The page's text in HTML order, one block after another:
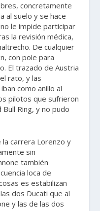
concretamente
al suelo y se hace
le impide participar
la revisión médica,
De cualquier
con pole para
El trazado de Austria
rato, y las
como anillo al
pilotos que sufrieron
Ring, y no pudo
carrera Lorenzo y
sin
también
loca de
es estabilizan
dos Ducati que al
y las de las dos